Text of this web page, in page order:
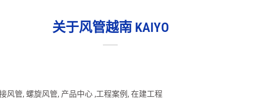
关于风管越南 KAIYO
风管, 螺旋风管, 产品中心 ,工程案例, 在建工程